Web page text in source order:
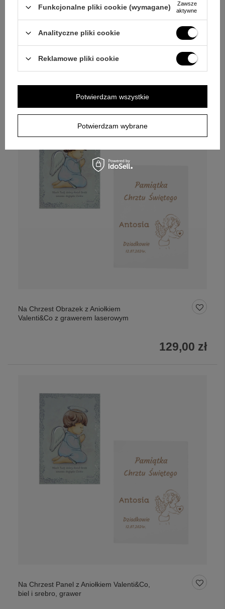
Chrzest lub roczek – ręcznie malowany
129,00 zł
Na Chrzest Obrazek z Aniołkiem
Valenti&Co z grawerem laserowym
129,00 zł
Na Chrzest Panel z Aniołkiem Valenti&Co,
biel i srebro, grawer
Funkcjonalne pliki cookie (wymagane)
Zawsze
aktywne
Analityczne pliki cookie
Reklamowe pliki cookie
Potwierdzam wybrane
Potwierdzam wszystkie